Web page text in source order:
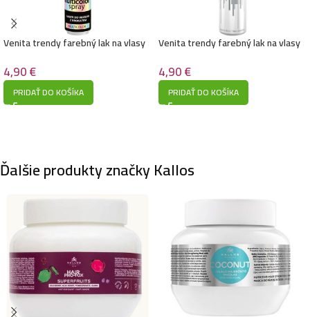
Venita trendy farebný lak na vlasy
4,90€
PRIDAŤ DO KOŠÍKA
Venita trendy farebný lak na vlasy
4,90€
PRIDAŤ DO KOŠÍKA
Ďalšie produkty značky Kallos